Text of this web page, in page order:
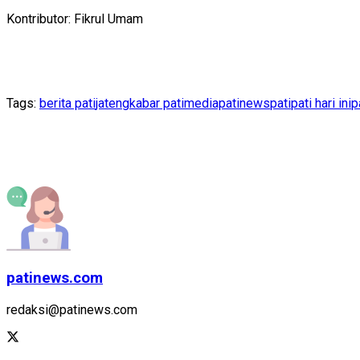
Kontributor: Fikrul Umam
Tags: berita patijatengkabar patimediapatinewspatipati hari ini
patinews.com
redaksi@patinews.com